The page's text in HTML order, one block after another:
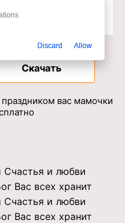
Скачать
вас мамочки
и любви
Вас всех хранит
и любви
Вас всех хранит
Discard Allow